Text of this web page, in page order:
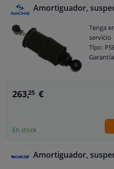
Amortiguador,
Tenga
servicio
Tipo:
263,25 €
En stock
Amortiguador,